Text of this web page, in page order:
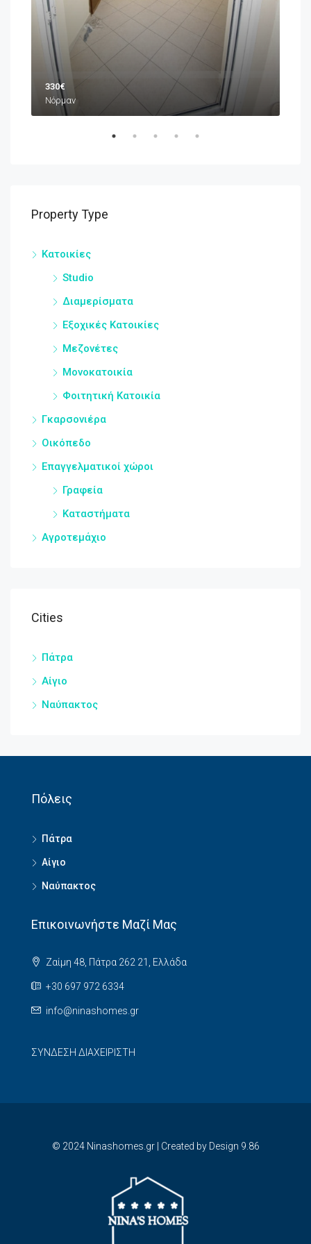
330€
Νόρμαν
Property Type
Κατοικίες
Studio
Διαμερίσματα
Εξοχικές Κατοικίες
Μεζονέτες
Μονοκατοικία
Φοιτητική Κατοικία
Γκαρσονιέρα
Οικόπεδο
Επαγγελματικοί χώροι
Γραφεία
Καταστήματα
Αγροτεμάχιο
Cities
Πάτρα
Αίγιο
Ναύπακτος
Πόλεις
Πάτρα
Αίγιο
Ναύπακτος
Επικοινωνήστε Μαζί Μας
Ζαίμη 48, Πάτρα 262 21, Ελλάδα
+30 697 972 6334
info@ninashomes.gr
ΣΥΝΔΕΣΗ ΔΙΑΧΕΙΡΙΣΤΗ
© 2024 Ninashomes.gr | Created by Design 9.86